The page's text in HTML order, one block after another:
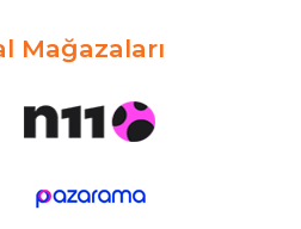
Mağazaları